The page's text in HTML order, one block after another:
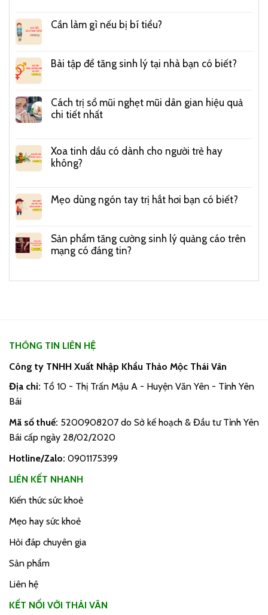
Cần làm gì nếu bị bí tiểu?
Bài tập để tăng sinh lý tại nhà bạn có biết?
Cách trị sổ mũi nghẹt mũi dân gian hiệu quả
chi tiết nhất
Xoa tinh dầu có dành cho người trẻ hay
không?
Mẹo dùng ngón tay trị hắt hơi bạn có biết?
Sản phẩm tăng cường sinh lý quảng cáo trên
mạng có đáng tin?
THÔNG TIN LIÊN HỆ
Công ty TNHH Xuất Nhập Khẩu Thảo Mộc Thái Vân
Địa chỉ: Tổ 10 - Thị Trấn Mậu A - Huyện Văn Yên - Tỉnh Yên
Bái
Mã số thuế: 5200908207 do Sở kế hoạch & Đầu tư Tỉnh Yên
Bái cấp ngày 28/02/2020
Hotline/Zalo: 0901175399
LIÊN KẾT NHANH
Kiến thức sức khoẻ
Mẹo hay sức khoẻ
Hỏi đáp chuyên gia
Sản phẩm
Liên hệ
KẾT NỐI VỚI THÁI VÂN